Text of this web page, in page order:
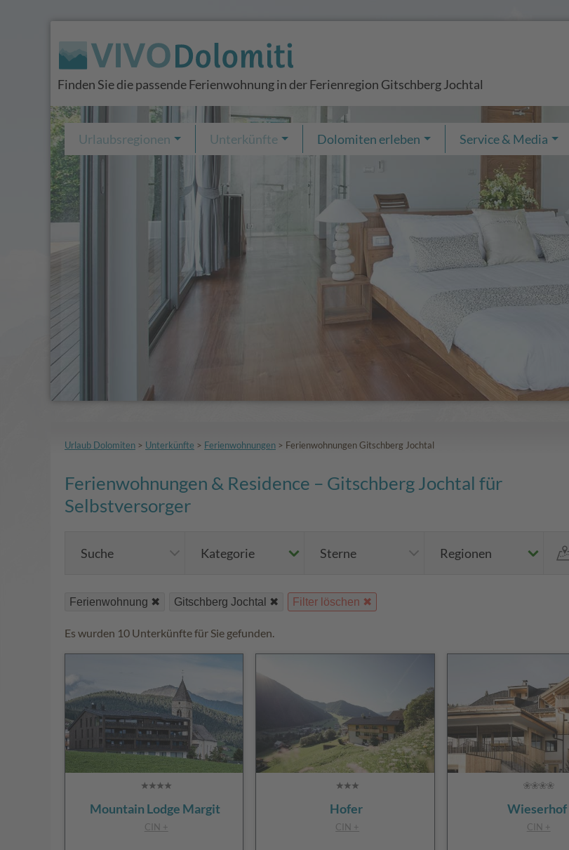
Finden Sie die passende Ferienwohnung in der Ferienregion Gitschberg Jochtal
Urlaubsregionen Unterkünfte Dolomiten erleben Service & Media
Urlaub Dolomiten > Unterkünfte > Ferienwohnungen > Ferienwohnungen Gitschberg Jochtal
Ferienwohnungen & Residence – Gitschberg Jochtal für
Selbstversorger
Suche Kategorie Sterne Regionen
Ferienwohnung Gitschberg Jochtal Filter löschen
Es wurden 10 Unterkünfte für Sie gefunden.
Mountain Lodge Margit
CIN +
Hofer
CIN +
Wieserhof
CIN +